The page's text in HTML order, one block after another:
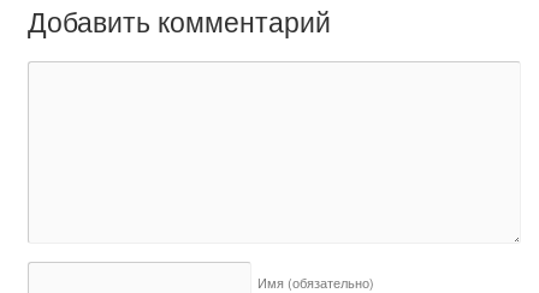
Добавить комментарий
Имя (обязательно)